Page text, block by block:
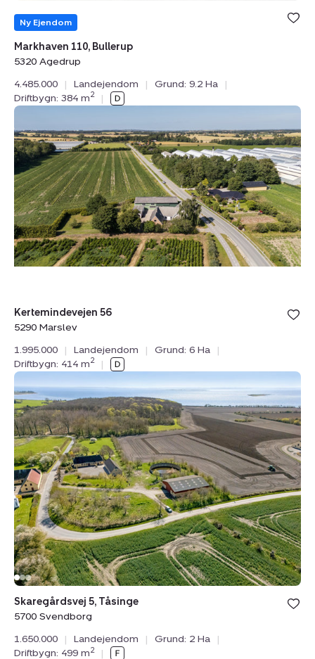
Bolig er
under
Ny Ejendom
Markhaven 110, Bullerup
5320 Agedrup
4.485.000
| Landejendom | Grund: 9.2 Ha
|
Driftbygn: 384 m2 |
Kertemindevejen
56,
5290
Marslev
Bolig er
under
Kertemindevejen 56
5290 Marslev
1.995.000
| Landejendom | Grund: 6 Ha
|
Driftbygn: 414 m2 |
Landejendom:
Skaregårdsvej
5,
Tåsinge,
5700
Svendborg
Bolig er
under
Skaregårdsvej 5, Tåsinge
5700 Svendborg
1.650.000
| Landejendom | Grund: 2 Ha
|
Driftbygn: 499 m2 |